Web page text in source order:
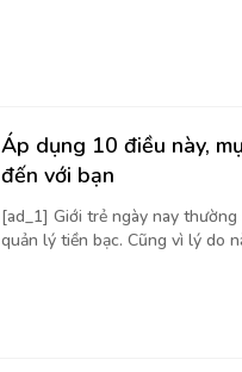
Áp dụng 10 điều này,
đến với bạn
[ad_1] Giới trẻ ngày nay
quản lý tiền bạc. Cũng vì lý do